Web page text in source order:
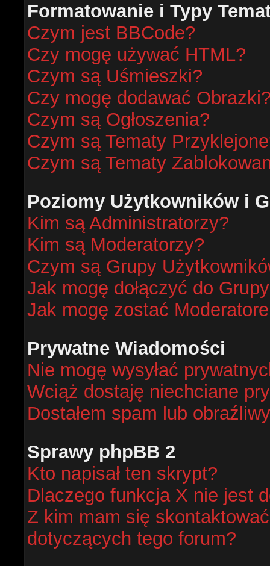
Formatowanie i Typy
Czym jest BBCode?
Czy mogę używać HTML?
Czym są Uśmieszki?
Czy mogę dodawać
Czym są Ogłoszenia?
Czym są Tematy
Czym są Tematy
Poziomy Użytkowników i
Kim są Administratorzy?
Kim są Moderatorzy?
Czym są Grupy
Jak mogę dołączyć do
Jak mogę zostać
Prywatne Wiadomości
Nie mogę wysyłać
Wciąż dostaję niechciane
Dostałem spam lub
Sprawy phpBB 2
Kto napisał ten skrypt?
Dlaczego funkcja X nie jest
Z kim mam się
dotyczących tego forum?